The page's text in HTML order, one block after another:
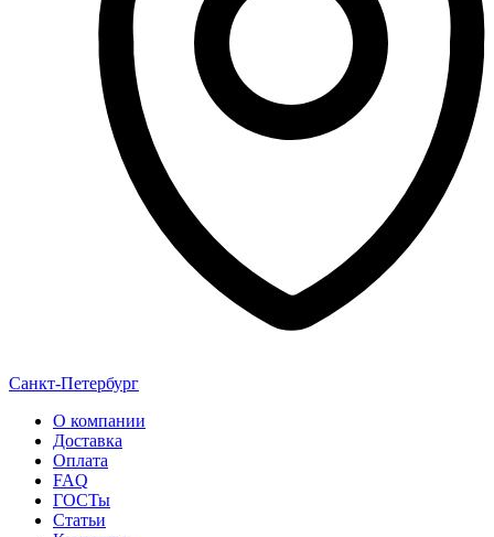
Санкт-Петербург
О компании
Доставка
Оплата
FAQ
ГОСТы
Статьи